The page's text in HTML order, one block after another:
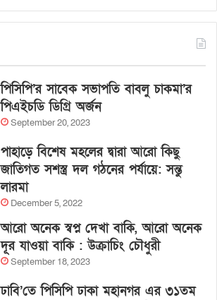
পিসিপি’র সাবেক সভাপতি বাবলু চাকমা’র
পিএইচডি ডিগ্রি অর্জন
September 20, 2023
পাহাড়ে বিশেষ মহলের দ্বারা আরো কিছু
জাতিগত সশস্ত্র দল গঠনের পর্যায়ে: সন্তু
লারমা
December 5, 2022
আরো অনেক স্বপ্ন দেখা বাকি, আরো অনেক
দূর যাওয়া বাকি : উক্রাচিং চৌধুরী
September 18, 2023
ঢাবি’তে পিসিপি ঢাকা মহানগর এর ৩১তম